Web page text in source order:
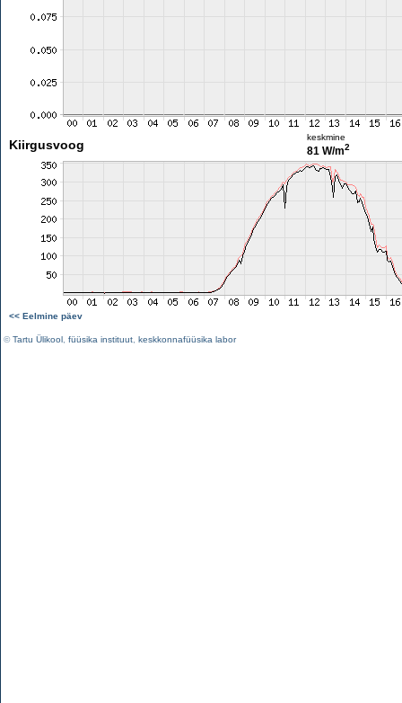
Kiirgusvoog
keskmine
81 W/m2
<< Eelmine päev
©Tartu Ülikool füüsika instituut keskkonnafüüsika labor